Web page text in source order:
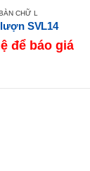
BÀN CHỮ L
SVL14
để báo giá